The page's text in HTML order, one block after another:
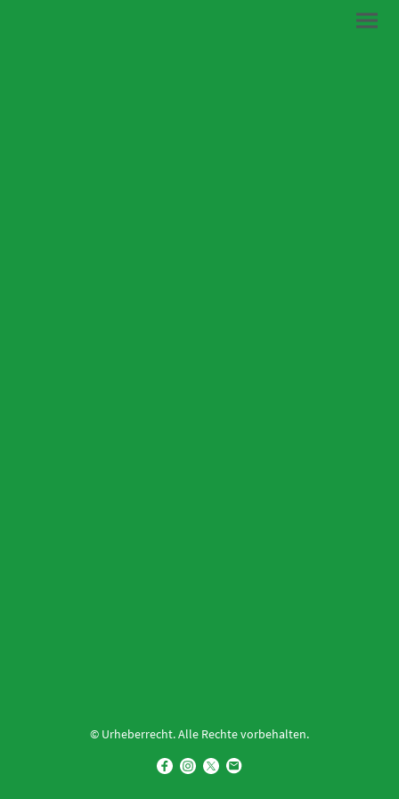
© Urheberrecht. Alle Rechte vorbehalten.